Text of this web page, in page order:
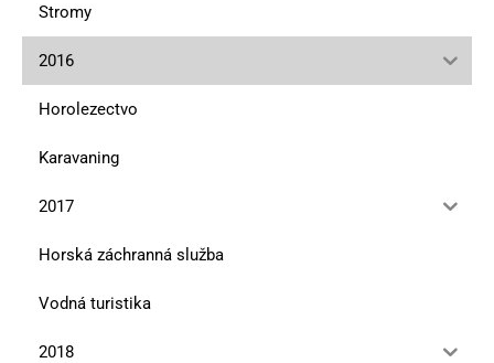
Stromy
2016
Horolezectvo
Karavaning
2017
Horská záchranná služba
Vodná turistika
2018